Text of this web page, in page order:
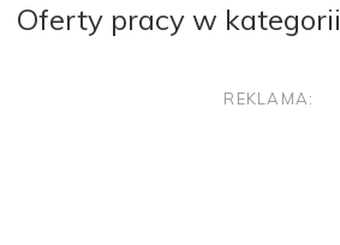
Oferty pracy w kategorii
REKLAMA: